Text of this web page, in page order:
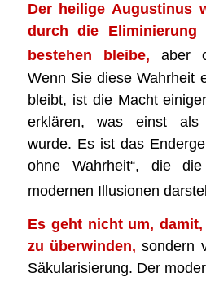
Der heilige Augustinus
durch die Eliminierung
bestehen bleibe, aber
Wenn Sie diese Wahrheit
bleibt, ist die Macht
erklären, was einst als
wurde. Es ist das
ohne Wahrheit“, die
modernen Illusionen
Es geht nicht um,
zu überwinden, sondern
Säkularisierung. Der